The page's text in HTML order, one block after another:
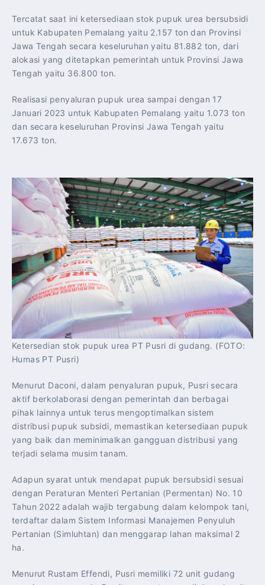
Tercatat saat ini ketersediaan stok pupuk urea bersubsidi
untuk Kabupaten Pemalang yaitu 2.157 ton dan Provinsi
Jawa Tengah secara keseluruhan yaitu 81.882 ton, dari
alokasi yang ditetapkan pemerintah untuk Provinsi Jawa
Tengah yaitu 36.800 ton.
Realisasi penyaluran pupuk urea sampai dengan 17
Januari 2023 untuk Kabupaten Pemalang yaitu 1.073 ton
dan secara keseluruhan Provinsi Jawa Tengah yaitu
17.673 ton.
Ketersedian stok pupuk urea PT Pusri di gudang. (FOTO:
Humas PT Pusri)
Menurut Daconi, dalam penyaluran pupuk, Pusri secara
aktif berkolaborasi dengan pemerintah dan berbagai
pihak lainnya untuk terus mengoptimalkan sistem
distribusi pupuk subsidi, memastikan ketersediaan pupuk
yang baik dan meminimalkan gangguan distribusi yang
terjadi selama musim tanam.
Adapun syarat untuk mendapat pupuk bersubsidi sesuai
dengan Peraturan Menteri Pertanian (Permentan) No. 10
Tahun 2022 adalah wajib tergabung dalam kelompok tani,
terdaftar dalam Sistem Informasi Manajemen Penyuluh
Pertanian (Simluhtan) dan menggarap lahan maksimal 2
ha.
Menurut Rustam Effendi, Pusri memiliki 72 unit gudang